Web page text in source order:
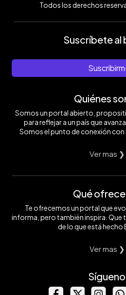
Todos los derechos
Suscríbete al
Quiénes
Somos un portal abierto,
para reflejar a un país que
Somos el punto de conexión con
Ver mas ❯
Qué
Te ofrecemos un portal que
informa, pero también inspira. Que
de lo que está hecho
Ver mas ❯